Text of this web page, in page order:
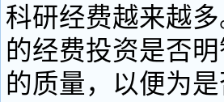
科研经费越来越
的经费投资是否
的质量，以便为